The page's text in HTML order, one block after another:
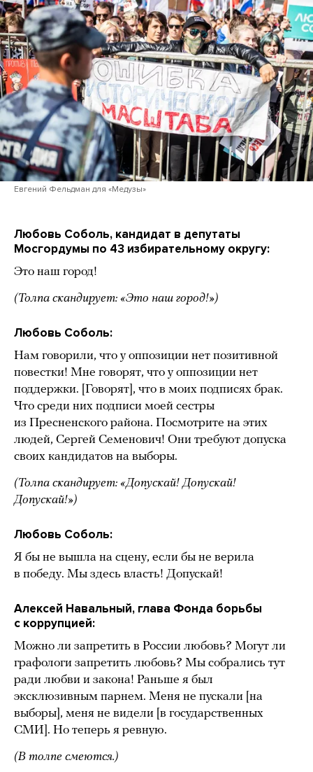
Евгений Фельдман для «Медузы»
Любовь Соболь, кандидат в депутаты
Мосгордумы по 43 избирательному округу:
Это наш город!
(Толпа скандирует: «Это наш город!»)
Любовь Соболь:
Нам говорили, что у оппозиции нет позитивной
повестки! Мне говорят, что у оппозиции нет
поддержки. [Говорят], что в моих подписях брак.
Что среди них подписи моей сестры
из Пресненского района. Посмотрите на этих
людей, Сергей Семенович! Они требуют допуска
своих кандидатов на выборы.
(Толпа скандирует: «Допускай! Допускай!
Допускай!»)
Любовь Соболь:
Я бы не вышла на сцену, если бы не верила
в победу. Мы здесь власть! Допускай!
Алексей Навальный, глава Фонда борьбы
с коррупцией:
Можно ли запретить в России любовь? Могут ли
графологи запретить любовь? Мы собрались тут
ради любви и закона! Раньше я был
эксклюзивным парнем. Меня не пускали [на
выборы], меня не видели [в государственных
СМИ]. Но теперь я ревную.
(В толпе смеются.)